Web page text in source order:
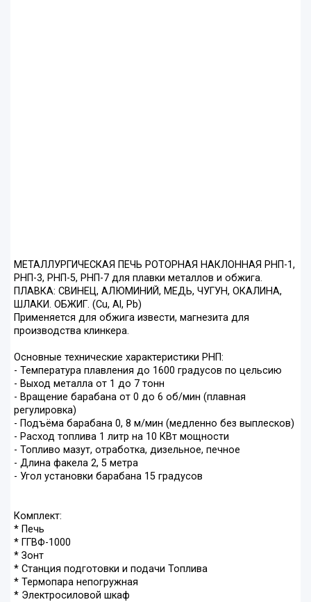
МЕТАЛЛУРГИЧЕСКАЯ ПЕЧЬ РОТОРНАЯ НАКЛОННАЯ РНП-1,
РНП-3, РНП-5, РНП-7 для плавки металлов и обжига.
ПЛАВКА: СВИНЕЦ, АЛЮМИНИЙ, МЕДЬ, ЧУГУН, ОКАЛИНА,
ШЛАКИ. ОБЖИГ. (Cu, Al, Pb)
Применяется для обжига извести, магнезита для
производства клинкера.
Основные технические характеристики РНП:
- Температура плавления до 1600 градусов по цельсию
- Выход металла от 1 до 7 тонн
- Вращение барабана от 0 до 6 об/мин (плавная
регулировка)
- Подъёма барабана 0, 8 м/мин (медленно без выплесков)
- Расход топлива 1 литр на 10 КВт мощности
- Топливо мазут, отработка, дизельное, печное
- Длина факела 2, 5 метра
- Угол установки барабана 15 градусов
Комплект:
* Печь
* ГГВФ-1000
* Зонт
* Станция подготовки и подачи Топлива
* Термопара непогружная
* Электросиловой шкаф